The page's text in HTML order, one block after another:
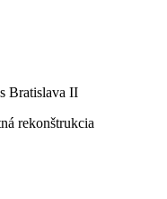
Bratislava II
rekonštrukcia